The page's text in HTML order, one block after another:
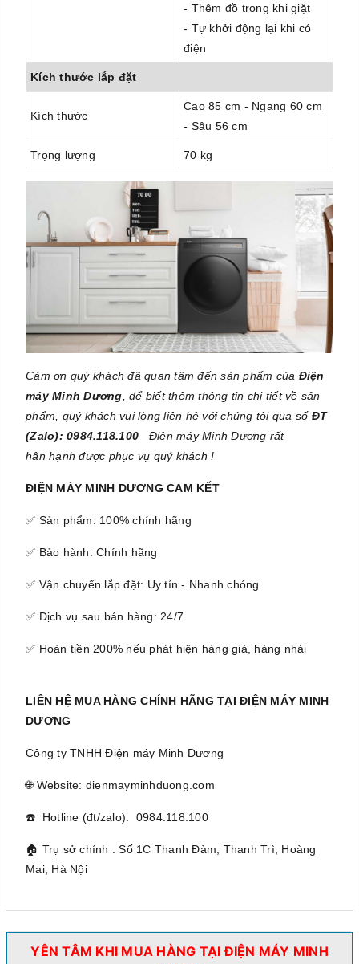
- Thêm đồ trong khi giặt
- Tự khởi động lại khi có
điện
Kích thước lắp đặt
Kích thước
Cao 85 cm - Ngang 60 cm
- Sâu 56 cm
Trọng lượng 70 kg
Cảm ơn quý khách đã quan tâm đến sản phẩm của Điện
máy Minh Dương, để biết thêm thông tin chi tiết về sản
phẩm, quý khách vui lòng liên hệ với chúng tôi qua số ĐT
(Zalo): 0984.118.100 Điện máy Minh Dương rất
hân hạnh được phục vụ quý khách !
ĐIỆN MÁY MINH DƯƠNG CAM KẾT
✅ Sản phẩm: 100% chính hãng
✅ Bảo hành: Chính hãng
✅ Vận chuyển lắp đặt: Uy tín - Nhanh chóng
✅ Dịch vụ sau bán hàng: 24/7
✅ Hoàn tiền 200% nếu phát hiện hàng giả, hàng nhái
LIÊN HỆ MUA HÀNG CHÍNH HÃNG TẠI ĐIỆN MÁY MINH
DƯƠNG
Công ty TNHH Điện máy Minh Dương
🌐 Website: dienmayminhduong.com
☎️ Hotline (đt/zalo): 0984.118.100
🏠 Trụ sở chính : Số 1C Thanh Đàm, Thanh Trì, Hoàng
Mai, Hà Nội
YÊN TÂM KHI MUA HÀNG TẠI ĐIỆN MÁY MINH